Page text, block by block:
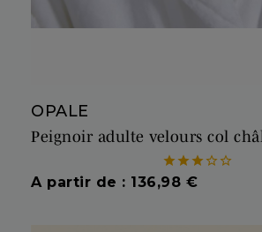
OPALE
Peignoir adulte velours col

Prix
A partir de : 136,98 €